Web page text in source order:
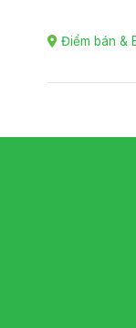
Điểm bán &